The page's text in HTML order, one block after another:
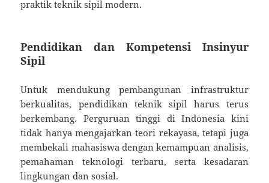
praktik teknik sipil modern.
Pendidikan dan Kompetensi Insinyur
Sipil
Untuk mendukung pembangunan infrastruktur
berkualitas, pendidikan teknik sipil harus terus
berkembang. Perguruan tinggi di Indonesia kini
tidak hanya mengajarkan teori rekayasa, tetapi juga
membekali mahasiswa dengan kemampuan analisis,
pemahaman teknologi terbaru, serta kesadaran
lingkungan dan sosial.